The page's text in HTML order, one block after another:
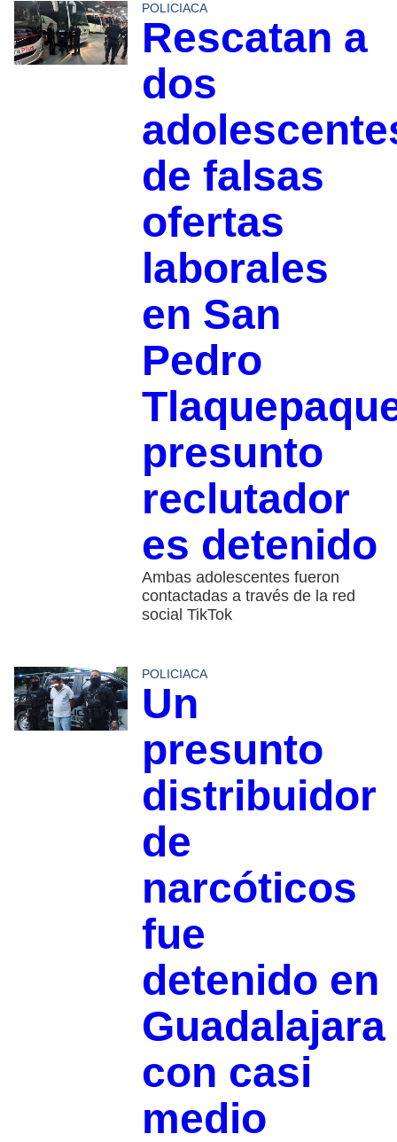
POLICIACA
Rescatan a
dos
de falsas
ofertas
laborales
en San
Pedro
presunto
reclutador
es detenido
Ambas adolescentes fueron
contactadas a través de la red
social TikTok
POLICIACA
Un
presunto
distribuidor
de
narcóticos
fue
detenido en
Guadalajara
con casi
medio